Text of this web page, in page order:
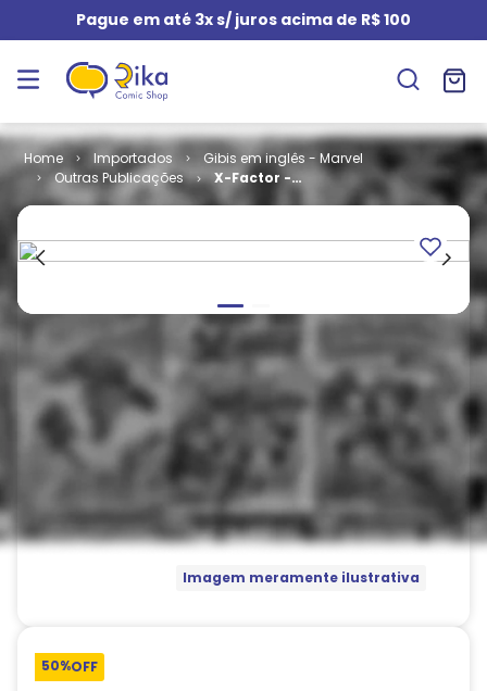
Pague em até 3x s/ juros acima de R$ 100
Importados
Gibis em inglês - Marvel
Outras Publicações
X-Factor -
Volume 1 #
Imagem meramente ilustrativa
50%OFF